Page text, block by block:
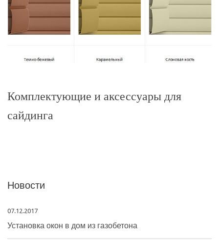
Комплектующие и аксессуары для
сайдинга
Новости
07.12.2017
Установка окон в дом из газобетона